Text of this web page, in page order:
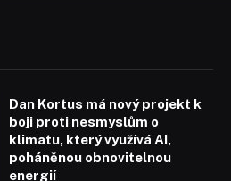
Dan Kortus má nový projekt k
boji proti nesmyslům o
klimatu, který využívá AI,
poháněnou obnovitelnou
energií